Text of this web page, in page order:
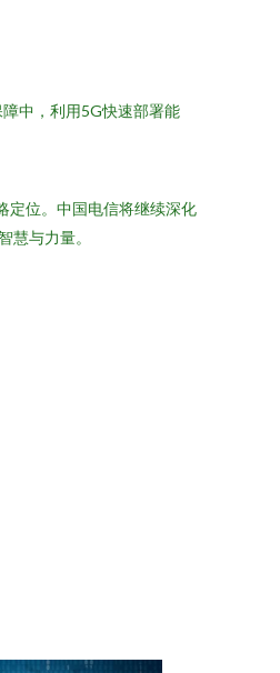
中，利用5G快速部署能
定位。中国电信将继续深化
与力量。